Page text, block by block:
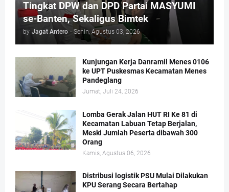
Tingkat DPW dan DPD Partai MASYUMI
se-Banten, Sekaligus Bimtek
by Jagat Antero - Senin, Agustus 03, 2026
Kunjungan Kerja Danramil Menes 0106
ke UPT Puskesmas Kecamatan Menes
Pandeglang
Jumat, Juli 24, 2026
Lomba Gerak Jalan HUT RI Ke 81 di
Kecamatan Labuan Tetap Berjalan,
Meski Jumlah Peserta dibawah 300
Orang
Kamis, Agustus 06, 2026
Distribusi logistik PSU Mulai Dilakukan
KPU Serang Secara Bertahap